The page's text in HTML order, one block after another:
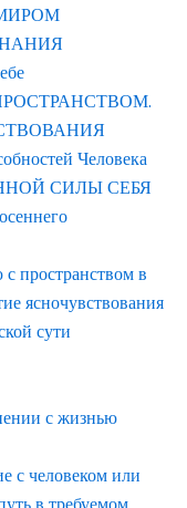
Человека
СИЛЫ СЕБЯ
пространством в
ясночувствования
сути
с жизнью
с человеком или